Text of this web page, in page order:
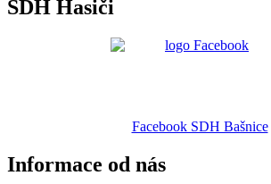
SDH Hasiči
Facebook SDH Bašnice
Informace od nás